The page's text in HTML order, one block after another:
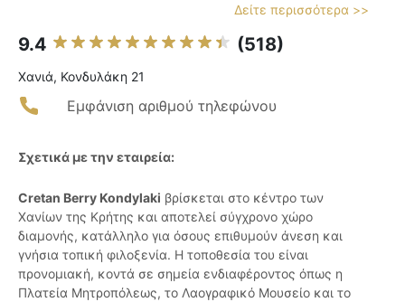
Δείτε περισσότερα >>
9.4 (518)
Χανιά, Κονδυλάκη 21
Εμφάνιση αριθμού τηλεφώνου
Σχετικά με την εταιρεία:
Cretan Berry Kondylaki βρίσκεται στο κέντρο των
Χανίων της Κρήτης και αποτελεί σύγχρονο χώρο
διαμονής, κατάλληλο για όσους επιθυμούν άνεση και
γνήσια τοπική φιλοξενία. Η τοποθεσία του είναι
προνομιακή, κοντά σε σημεία ενδιαφέροντος όπως η
Πλατεία Μητροπόλεως, το Λαογραφικό Μουσείο και το